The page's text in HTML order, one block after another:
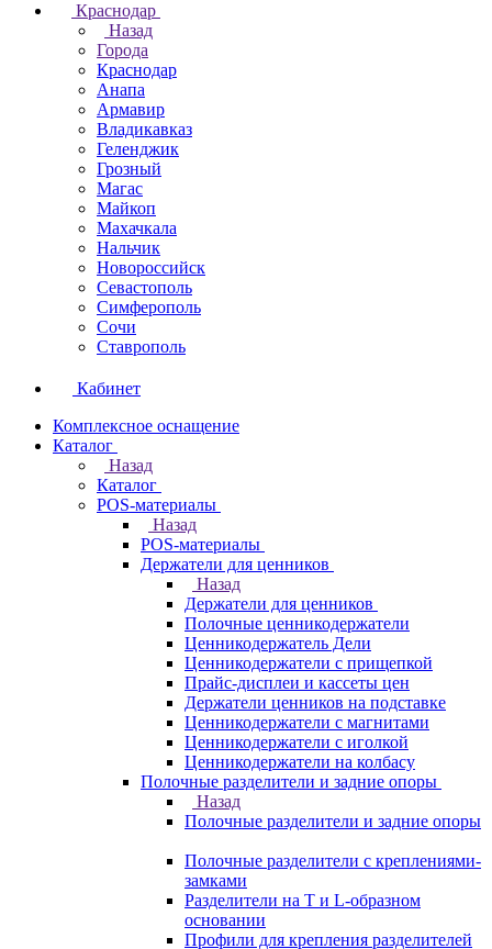
Краснодар
Назад
Города
Краснодар
Анапа
Армавир
Владикавказ
Геленджик
Грозный
Магас
Майкоп
Махачкала
Нальчик
Новороссийск
Севастополь
Симферополь
Сочи
Ставрополь
Кабинет
Комплексное оснащение
Каталог
Назад
Каталог
POS-материалы
Назад
POS-материалы
Держатели для ценников
Назад
Держатели для ценников
Полочные ценникодержатели
Ценникодержатель Дели
Ценникодержатели с прищепкой
Прайс-дисплеи и кассеты цен
Держатели ценников на подставке
Ценникодержатели с магнитами
Ценникодержатели с иголкой
Ценникодержатели на колбасу
Полочные разделители и задние опоры
Назад
Полочные разделители и задние опоры
Полочные разделители с креплениями-
замками
Разделители на Т и L-образном
основании
Профили для крепления разделителей